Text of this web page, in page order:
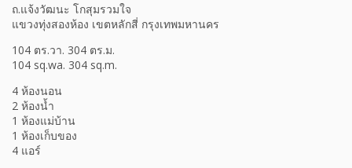
ถ.แจ้งวัฒนะ โกสุมรวมใจ
แขวงทุ่งสองห้อง เขตหลักสี่ กรุงเทพมหานคร
104 ตร.วา. 304 ตร.ม.
104 sq.wa. 304 sq.m.
4 ห้องนอน
2 ห้องน้ำ
1 ห้องแม่บ้าน
1 ห้องเก็บของ
4 แอร์